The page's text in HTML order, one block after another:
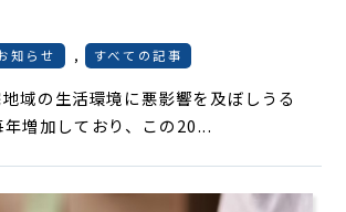
知らせ , すべての記事
域の生活環境に悪影響を及ぼしうる
増加しており、この20...